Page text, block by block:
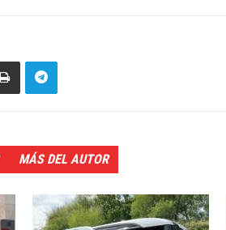
MÁS DEL AUTOR